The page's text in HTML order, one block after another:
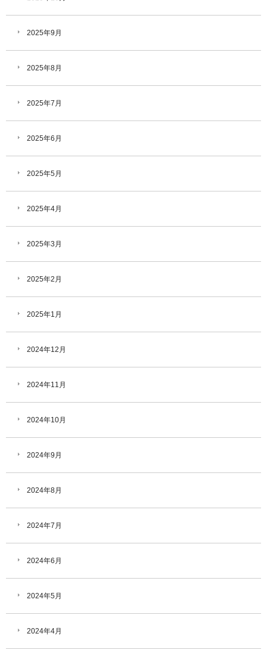
2025年9月
2025年8月
2025年7月
2025年6月
2025年5月
2025年4月
2025年3月
2025年2月
2025年1月
2024年12月
2024年11月
2024年10月
2024年9月
2024年8月
2024年7月
2024年6月
2024年5月
2024年4月